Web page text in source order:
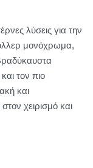
λύσεις για την
μονόχρωμα,
τον πιο
και
χειρισμό και